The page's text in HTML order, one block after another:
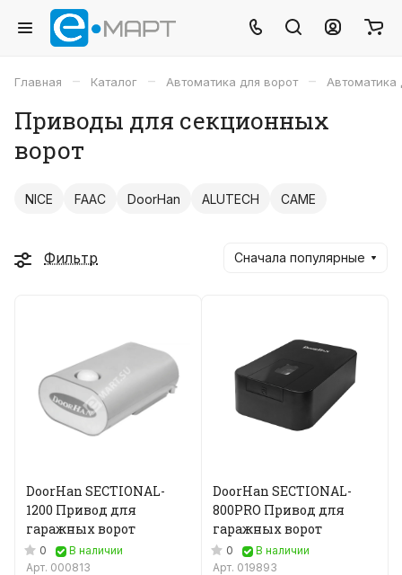
Главная – Каталог – Автоматика для ворот – Автоматика
Приводы для секционных
ворот
NICE FAAC DoorHan ALUTECH CAME
Фильтр Сначала популярные
DoorHan SECTIONAL-
1200 Привод для
гаражных ворот
0
В наличии
Арт. 000813
DoorHan SECTIONAL-
800PRO Привод для
гаражных ворот
0
В наличии
Арт. 019893